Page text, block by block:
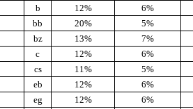
b 12%
6%
bb 20%
5%
bz 13%
7%
c 12%
6%
cs 11%
5%
eb 12%
6%
eg 12%
6%